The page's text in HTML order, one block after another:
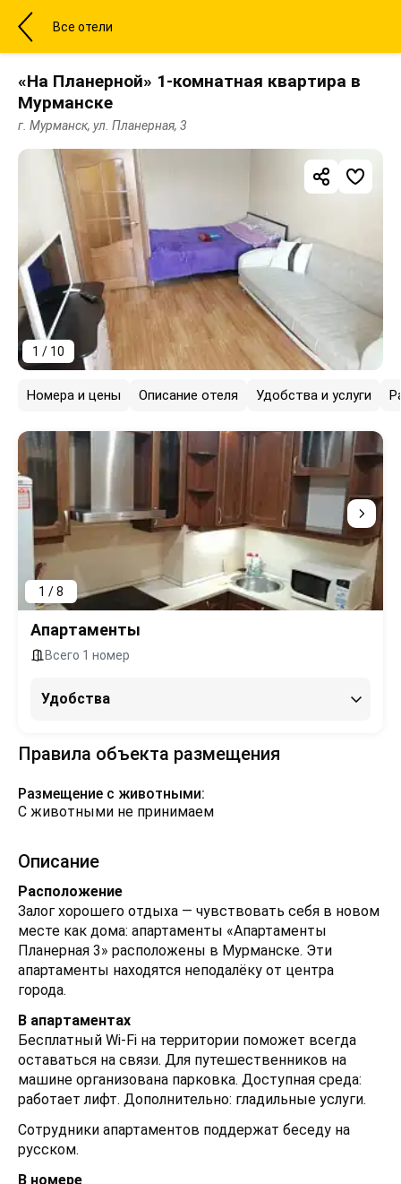
Все отели
«На Планерной» 1-комнатная квартира в
Мурманске
г. Мурманск, ул. Планерная, 3
1 / 10
Номера и цены Описание отеля Удобства и услуги
1 / 8
Апартаменты
Всего 1 номер
Удобства
Правила объекта размещения
Размещение с животными:
С животными не принимаем
Описание
Расположение
Залог хорошего отдыха — чувствовать себя в новом
месте как дома: апартаменты «Апартаменты
Планерная 3» расположены в Мурманске. Эти
апартаменты находятся неподалёку от центра
города.
В апартаментах
Бесплатный Wi-Fi на территории поможет всегда
оставаться на связи. Для путешественников на
машине организована парковка. Доступная среда:
работает лифт. Дополнительно: гладильные услуги.
Сотрудники апартаментов поддержат беседу на
русском.
В номере